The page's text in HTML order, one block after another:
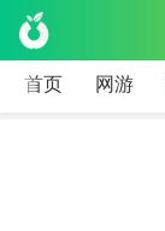
首页 网游